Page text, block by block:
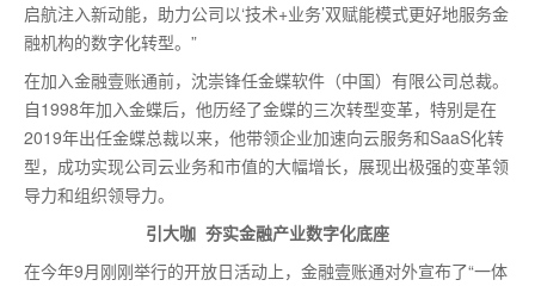
启航注入新动能，助力公司以‘技术+业务’双赋能模式更好地服务金
融机构的数字化转型。”
在加入金融壹账通前，沈崇锋任金蝶软件（中国）有限公司总裁。
自1998年加入金蝶后，他历经了金蝶的三次转型变革，特别是在
2019年出任金蝶总裁以来，他带领企业加速向云服务和SaaS化转
型，成功实现公司云业务和市值的大幅增长，展现出极强的变革领
导力和组织领导力。
引大咖 夯实金融产业数字化底座
在今年9月刚刚举行的开放日活动上，金融壹账通对外宣布了“一体